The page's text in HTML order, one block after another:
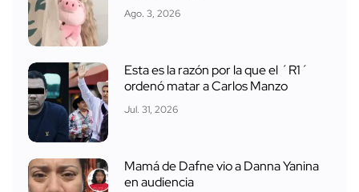
Ago. 3, 2026
Esta es la razón por la que el ´R1´
ordenó matar a Carlos Manzo
Jul. 31, 2026
Mamá de Dafne vio a Danna Yanina
en audiencia